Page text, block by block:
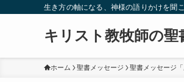
生き方の軸になる、神様の語りかけを聞
キリスト教牧師の聖
ホーム 聖書メッセージ 聖書メッセージ